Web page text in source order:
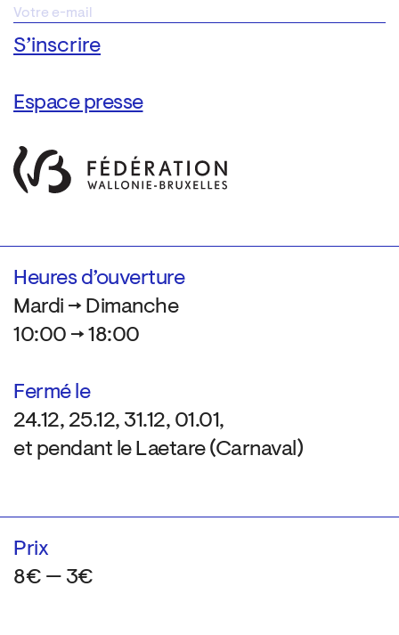
Espace presse
Heures d’ouverture
Mardi → Dimanche
10:00 → 18:00
Fermé le
24.12, 25.12, 31.12, 01.01,
et pendant le Laetare (Carnaval)
Prix
8€ — 3€